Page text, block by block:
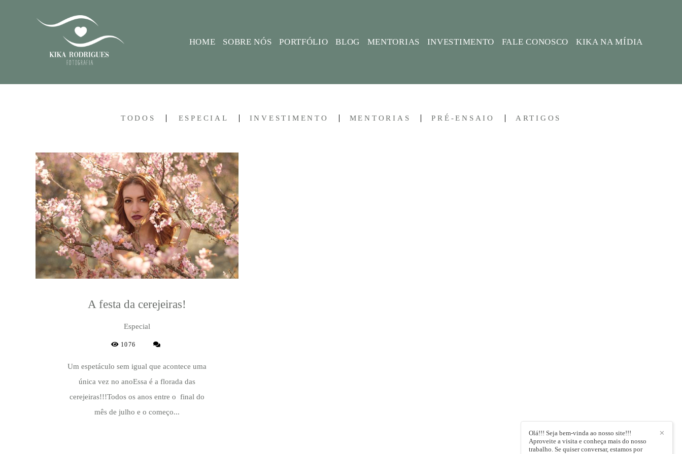
HOME SOBRE NÓS PORTFÓLIO BLOG MENTORIAS INVESTIMENTO FALE CONOSCO KIKA NA MÍDIA
TODOS ESPECIAL INVESTIMENTO MENTORIAS PRÉ-ENSAIO ARTIGOS
A festa da cerejeiras!
Especial
1076
Um espetáculo sem igual que acontece uma
única vez no anoEssa é a florada das
cerejeiras!!!Todos os anos entre o final do
mês de julho e o começo...
✕
Olá!!! Seja bem-vinda ao nosso site!!!
Aproveite a visita e conheça mais do nosso
trabalho. Se quiser conversar, estamos por